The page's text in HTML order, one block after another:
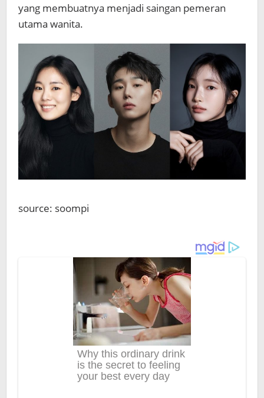
yang membuatnya menjadi saingan pemeran
utama wanita.
source: soompi